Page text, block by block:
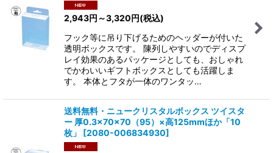
2,943円 ～3,320円(税込)
フック等に吊り下げるためのヘッダーが付いた
透明ボックスです。 陳列しやすいのでディスプ
レイ効果のあるパッケージとしても、おしゃれ
でかわいいギフトボックスとしても活躍しま
す。 本体とフタが一体のワンタッ…
送料無料・ニュークリスタルボックス ツイスタ
ー 厚0.3×70×70（95）×高125mmほか「10
枚」
[2080-006834930]